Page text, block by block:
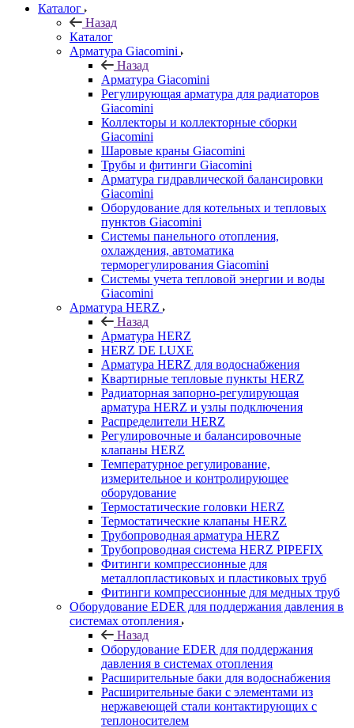
Каталог
Назад
Каталог
Арматура Giacomini
Назад
Арматура Giacomini
Регулирующая арматура для радиаторов
Giacomini
Коллекторы и коллекторные сборки
Giacomini
Шаровые краны Giacomini
Трубы и фитинги Giacomini
Арматура гидравлической балансировки
Giacomini
Оборудование для котельных и тепловых
пунктов Giacomini
Системы панельного отопления,
охлаждения, автоматика
терморегулирования Giacomini
Системы учета тепловой энергии и воды
Giacomini
Арматура HERZ
Назад
Арматура HERZ
HERZ DE LUXE
Арматура HERZ для водоснабжения
Квартирные тепловые пункты HERZ
Радиаторная запорно-регулирующая
арматура HERZ и узлы подключения
Распределители HERZ
Регулировочные и балансировочные
клапаны HERZ
Температурное регулирование,
измерительное и контролирующее
оборудование
Термостатические головки HERZ
Термостатические клапаны HERZ
Трубопроводная арматура HERZ
Трубопроводная система HERZ PIPEFIX
Фитинги компрессионные для
металлопластиковых и пластиковых труб
Фитинги компрессионные для медных труб
Оборудование EDER для поддержания давления в
системах отопления
Назад
Оборудование EDER для поддержания
давления в системах отопления
Расширительные баки для водоснабжения
Расширительные баки с элементами из
нержавеющей стали контактирующих с
теплоносителем